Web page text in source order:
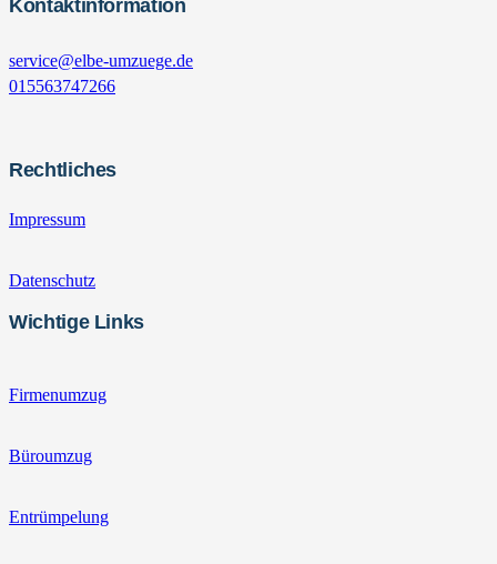
Kontaktinformation
service@elbe-umzuege.de
015563747266
Rechtliches
Impressum
Datenschutz
Wichtige Links
Firmenumzug
Büroumzug
Entrümpelung